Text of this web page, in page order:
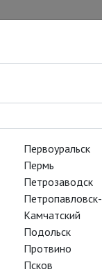
Первоуральск
Пермь
Петрозаводск
Петропавловск-
Камчатский
Подольск
Протвино
Псков